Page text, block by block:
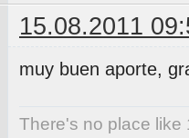
15.08.2011
muy buen aporte,
There's no place like